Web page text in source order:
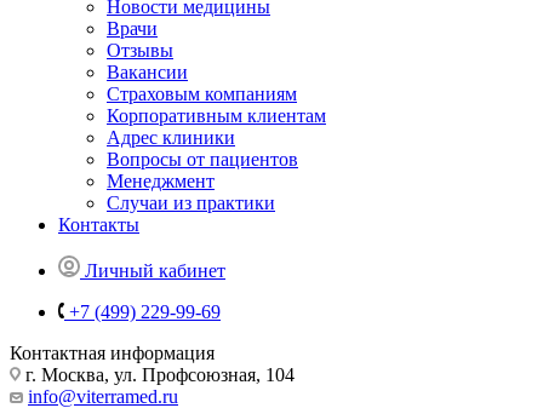
Новости медицины
Врачи
Отзывы
Вакансии
Страховым компаниям
Корпоративным клиентам
Адрес клиники
Вопросы от пациентов
Менеджмент
Случаи из практики
Контакты
Личный кабинет
+7 (499) 229-99-69
Контактная информация
г. Москва, ул. Профсоюзная, 104
info@viterramed.ru